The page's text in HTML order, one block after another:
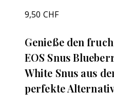
9,50 CHF
Genieße den
EOS Snus
White Snus aus
perfekte